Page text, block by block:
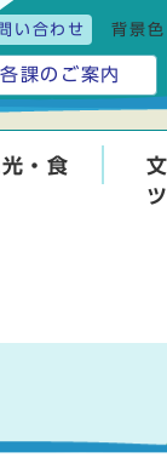
い合わせ 背景色
各課のご案内
・食